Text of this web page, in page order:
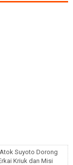
Suyoto Dorong
Kriuk dan Misi